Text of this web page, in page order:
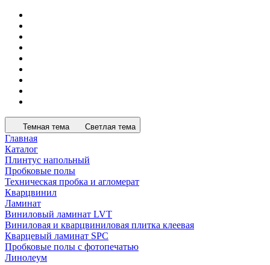
Темная тема Светлая тема
Главная
Каталог
Плинтус напольный
Пробковые полы
Техническая пробка и агломерат
Кварцвинил
Ламинат
Виниловый ламинат LVT
Виниловая и кварцвиниловая плитка клеевая
Кварцевый ламинат SPC
Пробковые полы с фотопечатью
Линолеум